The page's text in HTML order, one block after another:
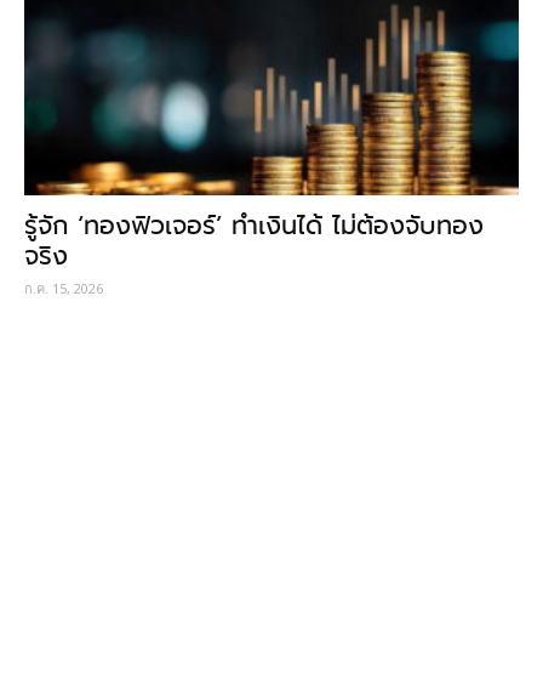
รู้จัก ‘ทองฟิวเจอร์’ ทำเงินได้ ไม่ต้องจับทอง
จริง
ก.ค. 15, 2026